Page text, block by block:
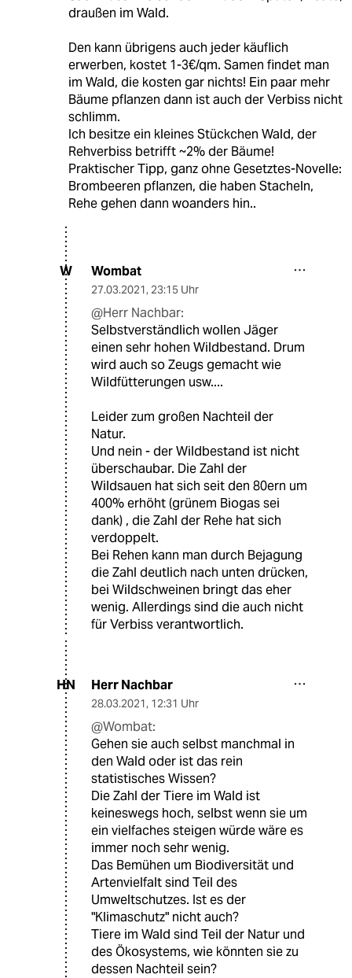
draußen im Wald.
Den kann übrigens auch jeder käuflich
erwerben, kostet 1-3€/qm. Samen findet man
im Wald, die kosten gar nichts! Ein paar mehr
Bäume pflanzen dann ist auch der Verbiss nicht
schlimm.
Ich besitze ein kleines Stückchen Wald, der
Rehverbiss betrifft ~2% der Bäume!
Praktischer Tipp, ganz ohne Gesetztes-Novelle:
Brombeeren pflanzen, die haben Stacheln,
Rehe gehen dann woanders hin..
W Wombat
27.03.2021, 23:15 Uhr
@Herr Nachbar:
Selbstverständlich wollen Jäger
einen sehr hohen Wildbestand. Drum
wird auch so Zeugs gemacht wie
Wildfütterungen usw....
Leider zum großen Nachteil der
Natur.
Und nein - der Wildbestand ist nicht
überschaubar. Die Zahl der
Wildsauen hat sich seit den 80ern um
400% erhöht (grünem Biogas sei
dank) , die Zahl der Rehe hat sich
verdoppelt.
Bei Rehen kann man durch Bejagung
die Zahl deutlich nach unten drücken,
bei Wildschweinen bringt das eher
wenig. Allerdings sind die auch nicht
für Verbiss verantwortlich.
HN Herr Nachbar
28.03.2021, 12:31 Uhr
@Wombat:
Gehen sie auch selbst manchmal in
den Wald oder ist das rein
statistisches Wissen?
Die Zahl der Tiere im Wald ist
keineswegs hoch, selbst wenn sie um
ein vielfaches steigen würde wäre es
immer noch sehr wenig.
Das Bemühen um Biodiversität und
Artenvielfalt sind Teil des
Umweltschutzes. Ist es der
"Klimaschutz" nicht auch?
Tiere im Wald sind Teil der Natur und
des Ökosystems, wie könnten sie zu
dessen Nachteil sein?